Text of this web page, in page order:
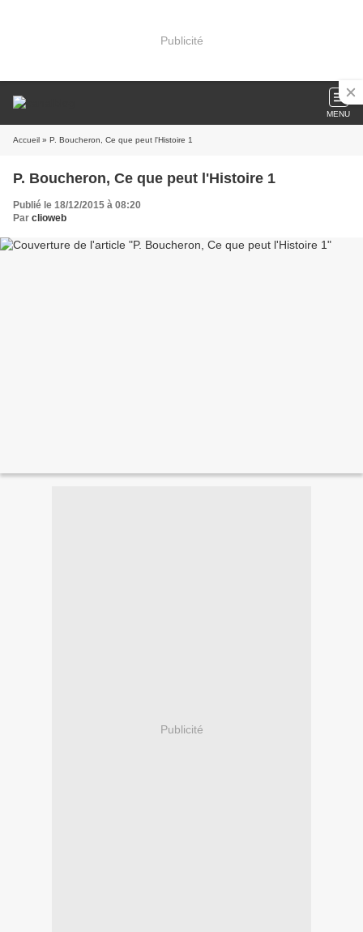
Publicité
MENU
Accueil » P. Boucheron, Ce que peut l'Histoire 1
P. Boucheron, Ce que peut l'Histoire 1
Publié le 18/12/2015 à 08:20
Par clioweb
Publicité